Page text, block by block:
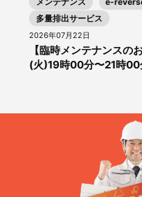
多量排出サービス
2026年07月22日
【臨時メンテナンス
(火)19時00分〜21時00